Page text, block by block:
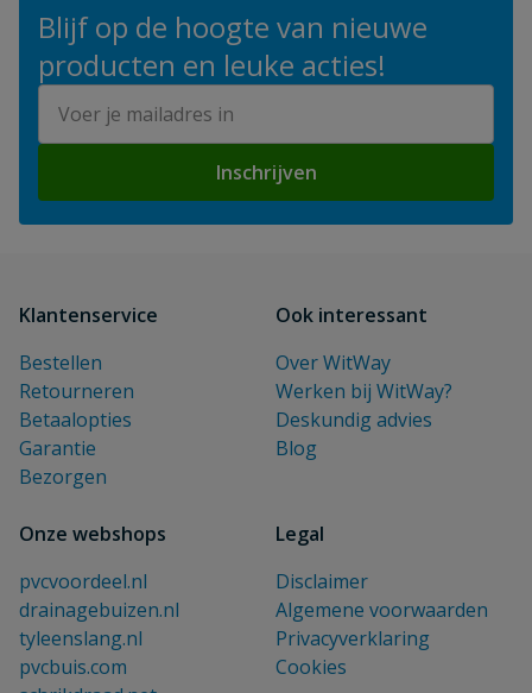
Blijf op de hoogte van nieuwe
producten en leuke acties!
Inschrijven
Klantenservice
Bestellen
Retourneren
Betaalopties
Garantie
Bezorgen
Ook interessant
Over WitWay
Werken bij WitWay?
Deskundig advies
Blog
Onze webshops
pvcvoordeel.nl
drainagebuizen.nl
tyleenslang.nl
pvcbuis.com
Legal
Disclaimer
Algemene voorwaarden
Privacyverklaring
Cookies